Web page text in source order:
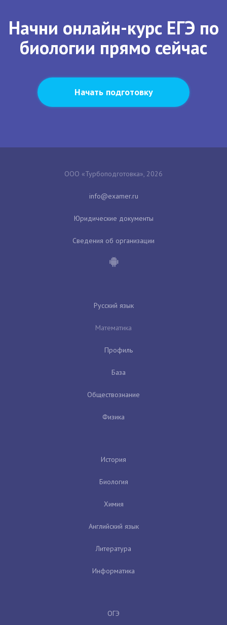
Начни онлайн-курс ЕГЭ по
биологии прямо сейчас
Начать подготовку
ООО «Турбоподготовка», 2026
Юридические документы
Сведения об организации
Русский язык
Математика
Профиль
База
Обществознание
Физика
История
Биология
Химия
Английский язык
Литература
Информатика
ОГЭ